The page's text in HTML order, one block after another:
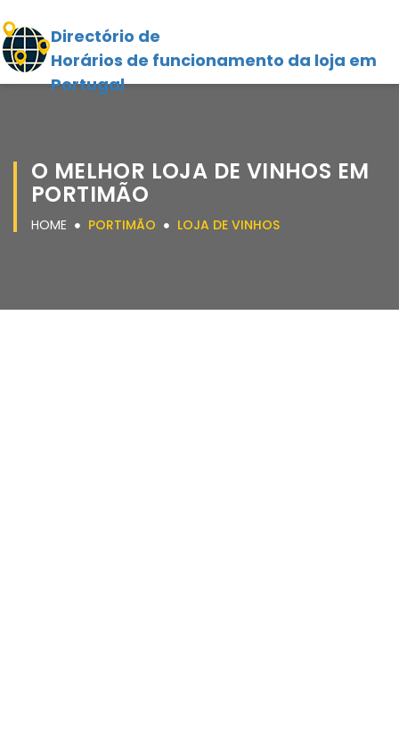
Directório de
Horários de funcionamento da loja em
Portugal
O MELHOR LOJA DE VINHOS EM
PORTIMÃO
HOME PORTIMÃO LOJA DE VINHOS